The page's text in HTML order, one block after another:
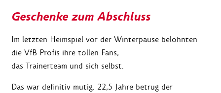
Geschenke zum Abschluss
Im letzten Heimspiel vor der Winterpause belohnten
die VfB Profis ihre tollen Fans,
das Trainerteam und sich selbst.
Das war definitiv mutig. 22,5 Jahre betrug der